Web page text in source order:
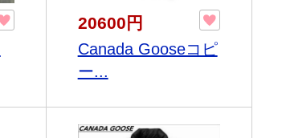
20600円
Canada Gooseコピ
ー...